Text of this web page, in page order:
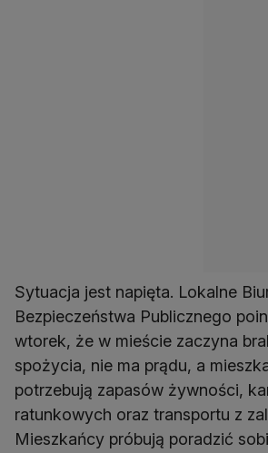
Sytuacja jest napięta. Lokalne
Bezpieczeństwa Publicznego
wtorek, że w mieście zaczyna
spożycia, nie ma prądu, a
potrzebują zapasów żywności,
ratunkowych oraz transportu z
Mieszkańcy próbują poradzić